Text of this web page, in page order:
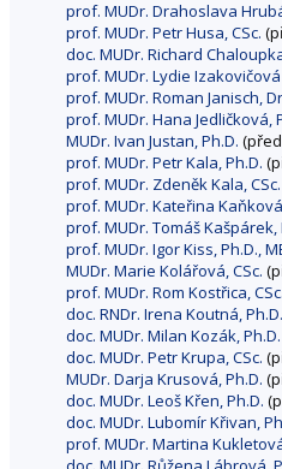
prof. MUDr. Drahoslava
prof. MUDr. Petr Husa, CSc.
doc. MUDr. Richard
prof. MUDr. Lydie Izakovičová
prof. MUDr. Roman Janisch,
prof. MUDr. Hana Jedličková,
MUDr. Ivan Justan, Ph.D.
prof. MUDr. Petr Kala, Ph.D.
prof. MUDr. Zdeněk Kala, CSc.
prof. MUDr. Kateřina
prof. MUDr. Tomáš Kašpárek,
prof. MUDr. Igor Kiss, Ph.D.,
MUDr. Marie Kolářová, CSc.
prof. MUDr. Rom Kostřica, CSc.
doc. RNDr. Irena Koutná, Ph.D.
doc. MUDr. Milan Kozák, Ph.D.
doc. MUDr. Petr Krupa, CSc.
MUDr. Darja Krusová, Ph.D.
doc. MUDr. Leoš Křen, Ph.D.
doc. MUDr. Lubomír Křivan,
prof. MUDr. Martina